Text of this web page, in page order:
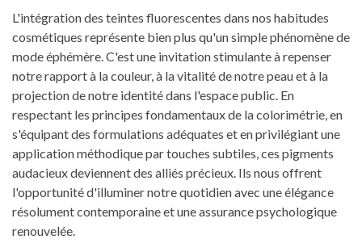
L'intégration des teintes fluorescentes dans nos habitudes
cosmétiques représente bien plus qu'un simple phénomène de
mode éphémère. C'est une invitation stimulante à repenser
notre rapport à la couleur, à la vitalité de notre peau et à la
projection de notre identité dans l'espace public. En
respectant les principes fondamentaux de la colorimétrie, en
s'équipant des formulations adéquates et en privilégiant une
application méthodique par touches subtiles, ces pigments
audacieux deviennent des alliés précieux. Ils nous offrent
l'opportunité d'illuminer notre quotidien avec une élégance
résolument contemporaine et une assurance psychologique
renouvelée.